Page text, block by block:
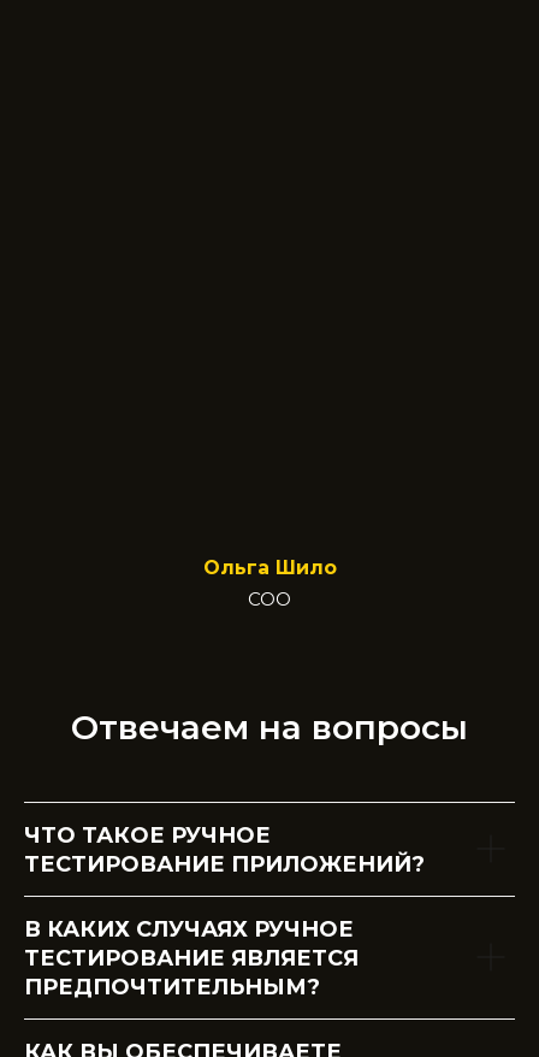
Ольга Шило
COO
Отвечаем на вопросы
ЧТО ТАКОЕ РУЧНОЕ
ТЕСТИРОВАНИЕ ПРИЛОЖЕНИЙ?
В КАКИХ СЛУЧАЯХ РУЧНОЕ
ТЕСТИРОВАНИЕ ЯВЛЯЕТСЯ
ПРЕДПОЧТИТЕЛЬНЫМ?